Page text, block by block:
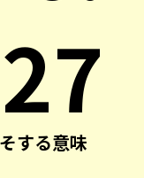
27
する意味